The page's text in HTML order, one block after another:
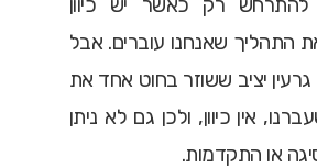
התהליך שאנחנו עוברים. אבל
גרעין יציב ששוזר בחוט אחד את
אין כיוון, ולכן גם לא ניתן
או התקדמות.